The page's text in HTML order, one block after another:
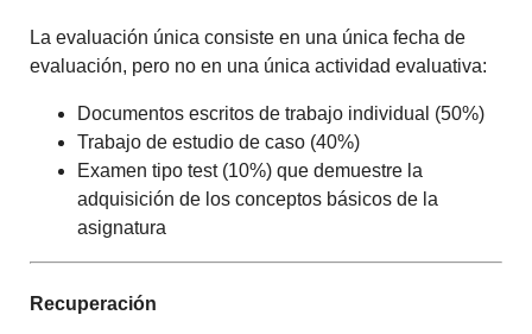
La evaluación única consiste en una única fecha de
evaluación, pero no en una única actividad evaluativa:
Documentos escritos de trabajo individual (50%)
Trabajo de estudio de caso (40%)
Examen tipo test (10%) que demuestre la
adquisición de los conceptos básicos de la
asignatura
Recuperación